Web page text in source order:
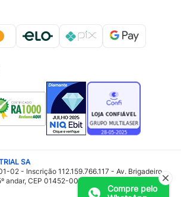
Compre pelo
Ambiental:
SA
02 - Inscrição 112.159.766.117 - Av. Brigadeiro
andar, CEP 01452-001 - São Paulo – SP